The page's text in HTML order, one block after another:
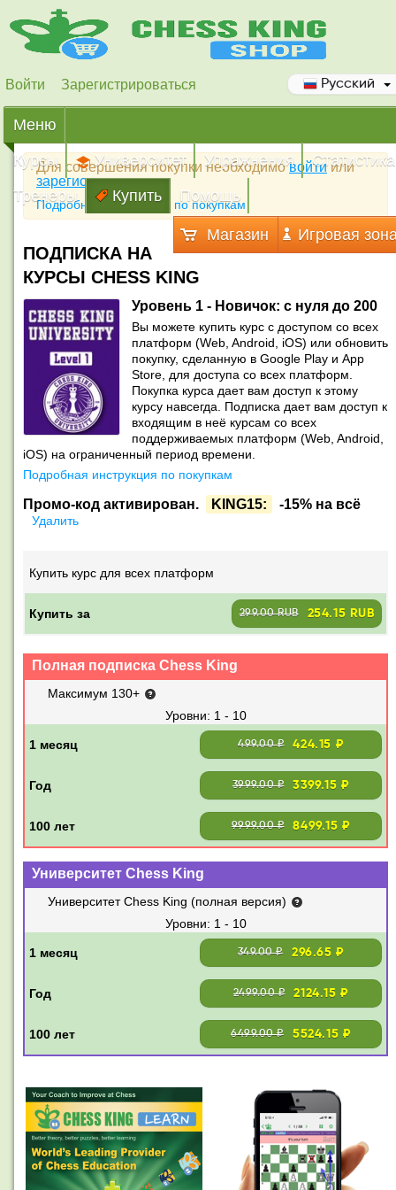
Войти Зарегистрироваться Русский
Меню
Курсы
Университет Упражнения
Статистика
Тренеры
Купить Помощь
Магазин Игровая
Для совершения покупки необходимовойтиили
зарегистрироваться
Подробная инструкция по покупкам
ПОДПИСКА НА
КУРСЫ CHESS KING
Уровень 1 - Новичок: с нуля до 200
Вы можете купить курс с доступом со всех
платформ (Web, Android, iOS) или обновить
покупку, сделанную в Google Play и App
Store, для доступа со всех платформ.
Покупка курса дает вам доступ к этому
курсу навсегда. Подписка дает вам доступ к
входящим в неё курсам со всех
поддерживаемых платформ (Web, Android,
iOS) на ограниченный период времени.
Подробная инструкция по покупкам
Промо-код активирован. KING15: -15% на всё
Удалить
Купить курс для всех платформ
Купить за 299.00 RUB 254.15 RUB
Полная подписка Chess King
Максимум 130+
1 - 10
499.00 ₽ 424.15 ₽
3999.00 ₽ 3399.15 ₽
9999.00 ₽ 8499.15 ₽
Университет Chess King
Университет Chess King (полная версия)
1 - 10
349.00 ₽ 296.65 ₽
2499.00 ₽ 2124.15 ₽
6499.00 ₽ 5524.15 ₽